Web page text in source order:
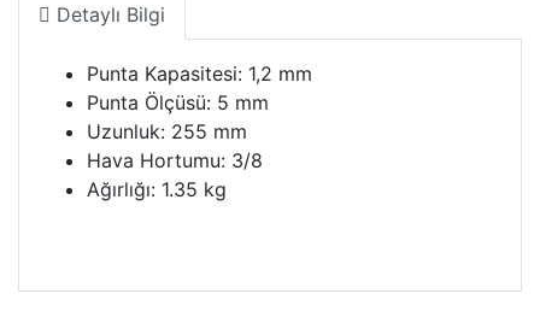
Detaylı Bilgi
Punta Kapasitesi: 1,2 mm
Punta Ölçüsü: 5 mm
Uzunluk: 255 mm
Hava Hortumu: 3/8
Ağırlığı: 1.35 kg